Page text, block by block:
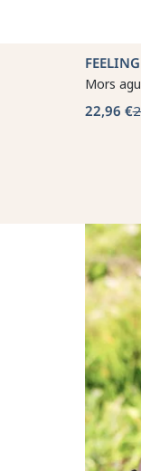
FEELING
Mors
22,96 €